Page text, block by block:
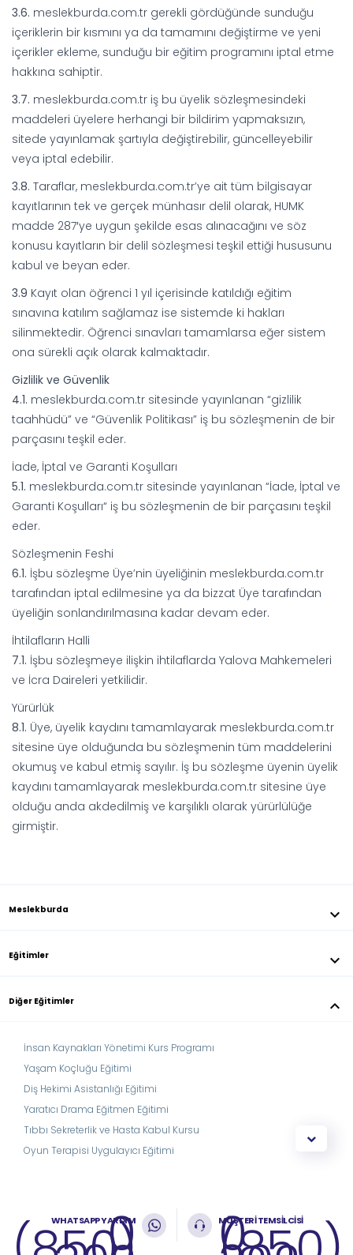
3.6. meslekburda.com.tr gerekli gördüğünde sunduğu
içeriklerin bir kısmını ya da tamamını değiştirme ve yeni
içerikler ekleme, sunduğu bir eğitim programını iptal etme
hakkına sahiptir.
3.7. meslekburda.com.tr iş bu üyelik sözleşmesindeki
maddeleri üyelere herhangi bir bildirim yapmaksızın,
sitede yayınlamak şartıyla değiştirebilir, güncelleyebilir
veya iptal edebilir.
3.8. Taraflar, meslekburda.com.tr’ye ait tüm bilgisayar
kayıtlarının tek ve gerçek münhasır delil olarak, HUMK
madde 287′ye uygun şekilde esas alınacağını ve söz
konusu kayıtların bir delil sözleşmesi teşkil ettiği hususunu
kabul ve beyan eder.
3.9 Kayıt olan öğrenci 1 yıl içerisinde katıldığı eğitim
sınavına katılım sağlamaz ise sistemde ki hakları
silinmektedir. Öğrenci sınavları tamamlarsa eğer sistem
ona sürekli açık olarak kalmaktadır.
Gizlilik ve Güvenlik
4.1. meslekburda.com.tr sitesinde yayınlanan “gizlilik
taahhüdü” ve “Güvenlik Politikası” iş bu sözleşmenin de bir
parçasını teşkil eder.
İade, İptal ve Garanti Koşulları
5.1. meslekburda.com.tr sitesinde yayınlanan “İade, İptal ve
Garanti Koşulları“ iş bu sözleşmenin de bir parçasını teşkil
eder.
Sözleşmenin Feshi
6.1. İşbu sözleşme Üye’nin üyeliğinin meslekburda.com.tr
tarafından iptal edilmesine ya da bizzat Üye tarafından
üyeliğin sonlandırılmasına kadar devam eder.
İhtilafların Halli
7.1. İşbu sözleşmeye ilişkin ihtilaflarda Yalova Mahkemeleri
ve İcra Daireleri yetkilidir.
Yürürlük
8.1. Üye, üyelik kaydını tamamlayarak meslekburda.com.tr
sitesine üye olduğunda bu sözleşmenin tüm maddelerini
okumuş ve kabul etmiş sayılır. İş bu sözleşme üyenin üyelik
kaydını tamamlayarak meslekburda.com.tr sitesine üye
olduğu anda akdedilmiş ve karşılıklı olarak yürürlülüğe
girmiştir.
Meslekburda keyboard_arrow_down
Eğitimler keyboard_arrow_down
Diğer Eğitimler keyboard_arrow_down
İnsan Kaynakları Yönetimi Kurs Programı
Yaşam Koçluğu Eğitimi
Diş Hekimi Asistanlığı Eğitimi
Yaratıcı Drama Eğitmen Eğitimi
Tıbbı Sekreterlik ve Hasta Kabul Kursu
Oyun Terapisi Uygulayıcı Eğitimi
WHATSAPP YARDIM
0 MÜŞTERİ TEMSİLCİSİ
0